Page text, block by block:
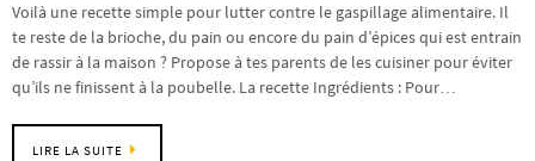
Voilà une recette simple pour lutter contre le gaspillage alimentaire. Il
te reste de la brioche, du pain ou encore du pain d’épices qui est entrain
de rassir à la maison ? Propose à tes parents de les cuisiner pour éviter
qu’ils ne finissent à la poubelle. La recette Ingrédients : Pour…
LIRE LA SUITE